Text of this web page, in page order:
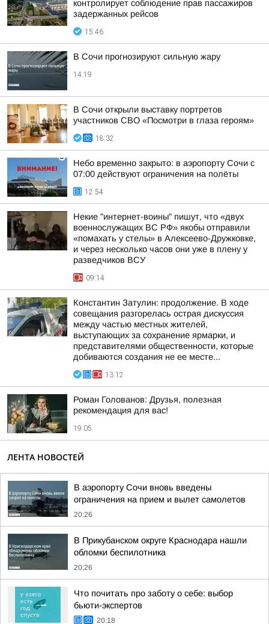
контролирует соблюдение прав пассажиров
задержанных рейсов
15:46
В Сочи прогнозируют сильную жару
14:19
В Сочи открыли выставку портретов
участников СВО «Посмотри в глаза героям»
18:32
Небо временно закрыто: в аэропорту Сочи с
07:00 действуют ограничения на полёты
12:54
Некие "интернет-воины" пишут, что «двух
военнослужащих ВС РФ» якобы отправили
«помахать у стелы» в Алексеево-Дружковке,
и через несколько часов они уже в плену у
разведчиков ВСУ
09:14
Константин Затулин: продолжение. В ходе
совещания разгорелась острая дискуссия
между частью местных жителей,
выступающих за сохранение ярмарки, и
представителями общественности, которые
добиваются создания не ее месте...
13:12
Роман Голованов: Друзья, полезная
рекомендация для вас!
19:05
ЛЕНТА НОВОСТЕЙ
В аэропорту Сочи вновь введены
ограничения на прием и вылет самолетов
20:26
В Прикубанском округе Краснодара нашли
обломки беспилотника
20:26
Что почитать про заботу о себе: выбор
бьюти-экспертов
20:18